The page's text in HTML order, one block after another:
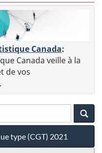
Canada:
Canada veille à la
de vos
type (CGT) 2021